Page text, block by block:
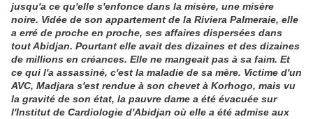
jusqu'a ce qu'elle s'enfonce dans la misère, une misère
noire. Vidée de son appartement de la Riviera Palmeraie, elle
a erré de proche en proche, ses affaires dispersées dans
tout Abidjan. Pourtant elle avait des dizaines et des dizaines
de millions en créances. Elle ne mangeait pas à sa faim. Et
ce qui l'a assassiné, c'est la maladie de sa mère. Victime d'un
AVC, Madjara s'est rendue à son chevet à Korhogo, mais vu
la gravité de son état, la pauvre dame a été évacuée sur
l'Institut de Cardiologie d'Abidjan où elle a été admise aux